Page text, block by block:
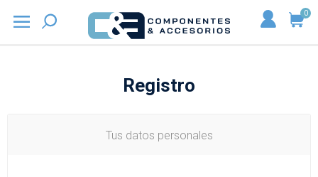
0
Registro
Tus datos personales